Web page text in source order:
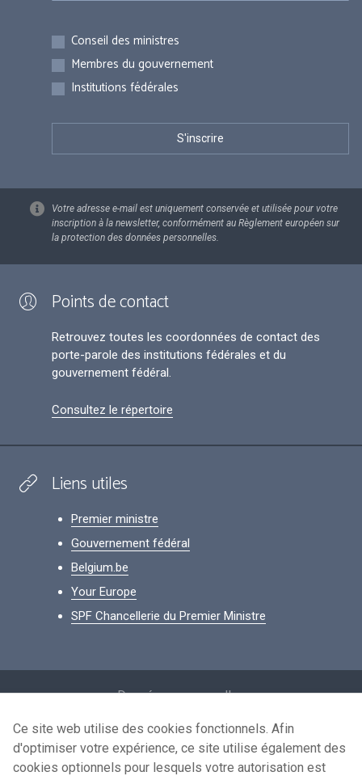
Inscriptions
Conseil des ministres
Membres du gouvernement
Institutions fédérales
Votre adresse e-mail est uniquement conservée et utilisée pour votre
inscription à la newsletter, conformément au Règlement européen sur
la protection des données personnelles.
Points de contact
Retrouvez toutes les coordonnées de contact des
porte-parole des institutions fédérales et du
gouvernement fédéral.
Consultez le répertoire
Liens utiles
Premier ministre
Gouvernement fédéral
Belgium.be
Your Europe
SPF Chancellerie du Premier Ministre
Données personnelles
Conditions de réutilisation
Contactez-nous
Ce site web utilise des cookies fonctionnels. Afin
d'optimiser votre expérience, ce site utilise également des
cookies optionnels pour lesquels votre autorisation est